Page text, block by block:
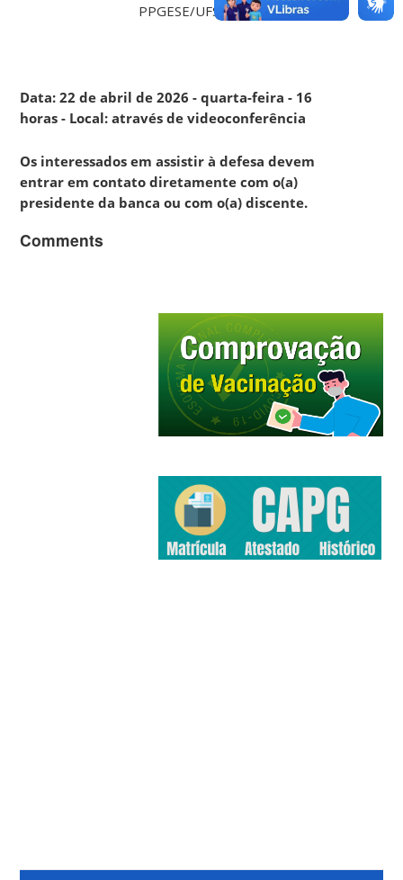
PPGESE/UFSC
Data: 22 de abril de 2026 - quarta-feira - 16
horas - Local: através de videoconferência
Os interessados em assistir à defesa devem
entrar em contato diretamente com o(a)
presidente da banca ou com o(a) discente.
Comments